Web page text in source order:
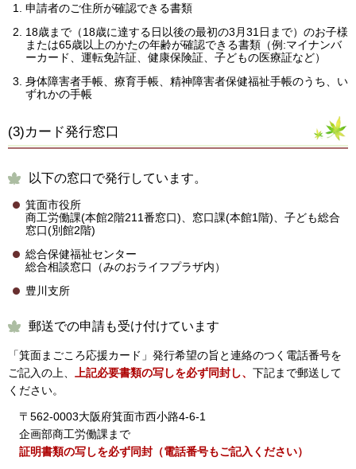
申請者のご住所が確認できる書類
18歳まで（18歳に達する日以後の最初の3月31日まで）のお子様
または65歳以上のかたの年齢が確認できる書類（例:マイナンバ
ーカード、運転免許証、健康保険証、子どもの医療証など）
身体障害者手帳、療育手帳、精神障害者保健福祉手帳のうち、い
ずれかの手帳
(3)カード発行窓口
以下の窓口で発行しています。
箕面市役所
商工労働課(本館2階211番窓口)、窓口課(本館1階)、子ども総合
窓口(別館2階)
総合保健福祉センター
総合相談窓口（みのおライフプラザ内）
豊川支所
郵送での申請も受け付けています
「箕面まごころ応援カード」発行希望の旨と連絡のつく電話番号を
ご記入の上、
上記必要書類の写しを必ず同封し、 下記まで郵送して
ください。
〒562-0003大阪府箕面市西小路4-6-1
企画部商工労働課まで
証明書類の写しを必ず同封（電話番号もご記入ください）